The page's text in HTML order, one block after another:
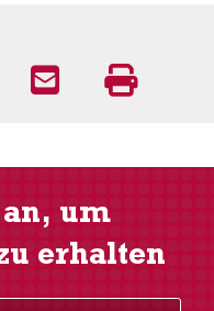
um
erhalten